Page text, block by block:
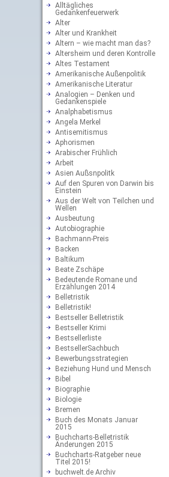
Alltägliches
Gedankenfeuerwerk
Alter
Alter und Krankheit
Altern – wie macht man das?
Altersheim und deren Kontrolle
Altes Testament
Amerikanische Außenpolitik
Amerikanische Literatur
Analogien – Denken und
Gedankenspiele
Analphabetismus
Angela Merkel
Antisemitismus
Aphorismen
Arabischer Frühlich
Arbeit
Asien Außsnpolitk
Auf den Spuren von Darwin bis
Einstein
Aus der Welt von Teilchen und
Wellen
Ausbeutung
Autobiographie
Bachmann-Preis
Backen
Baltikum
Beate Zschäpe
Bedeutende Romane und
Erzählungen 2014
Belletristik
Belletristik!
Bestseller Belletristik
Bestseller Krimi
Bestsellerliste
BestsellerSachbuch
Bewerbungsstrategien
Beziehung Hund und Mensch
Bibel
Biographie
Biologie
Bremen
Buch des Monats Januar
2015
Buchcharts-Belletristik
Änderungen 2015
Buchcharts-Ratgeber neue
Titel 2015!
buchwelt.de Archiv